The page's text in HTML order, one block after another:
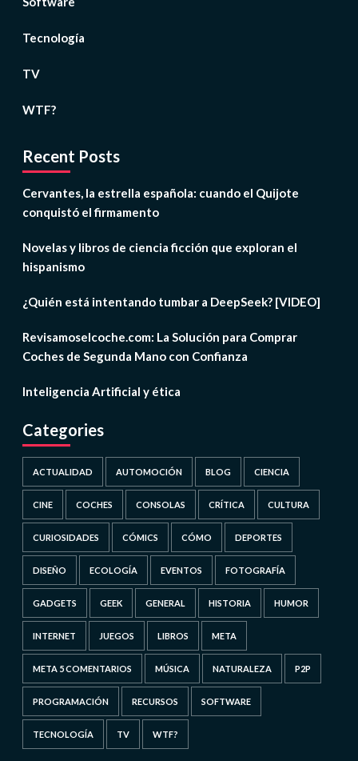
Tecnología
TV
WTF?
Recent Posts
Cervantes, la estrella española: cuando el Quijote
conquistó el firmamento
Novelas y libros de ciencia ficción que exploran el
hispanismo
¿Quién está intentando tumbar a DeepSeek? [VIDEO]
Revisamoselcoche.com: La Solución para Comprar
Coches de Segunda Mano con Confianza
Inteligencia Artificial y ética
Categories
ACTUALIDAD AUTOMOCIÓN BLOG CIENCIA
CINE COCHES CONSOLAS CRÍTICA CULTURA
CURIOSIDADES CÓMICS CÓMO DEPORTES
DISEÑO ECOLOGÍA EVENTOS FOTOGRAFÍA
GADGETS GEEK GENERAL HISTORIA HUMOR
INTERNET JUEGOS LIBROS META
META 5 COMENTARIOS MÚSICA NATURALEZA P2P
PROGRAMACIÓN RECURSOS SOFTWARE
TECNOLOGÍA TV WTF?